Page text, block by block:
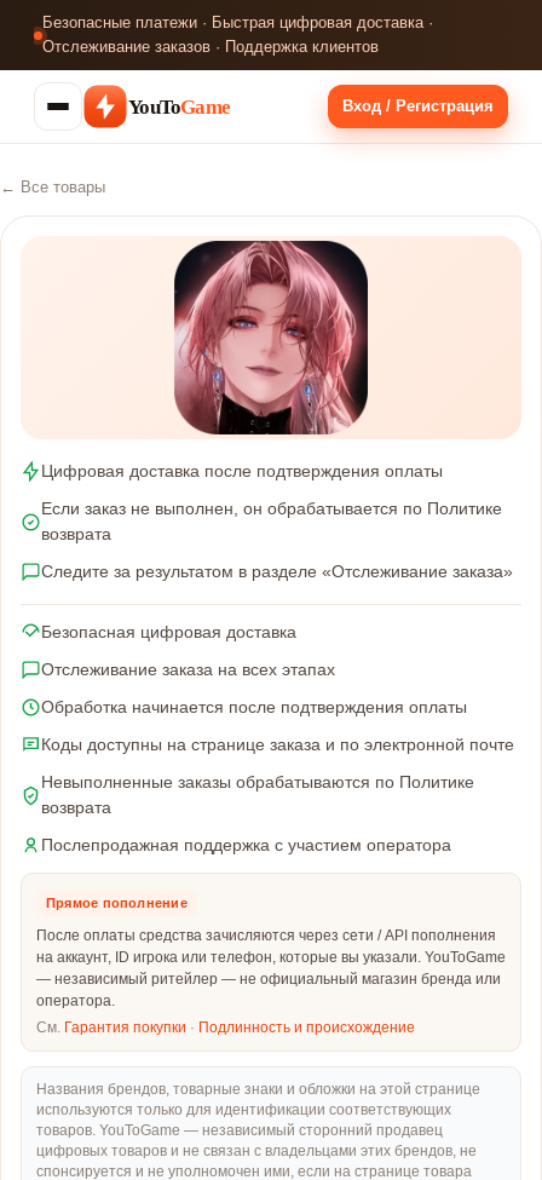
Безопасные платежи · Быстрая цифровая доставка ·
Отслеживание заказов · Поддержка клиентов
YouToGame Вход / Регистрация
← Все товары
Цифровая доставка после подтверждения оплаты
Если заказ не выполнен, он обрабатывается по Политике
возврата
Следите за результатом в разделе «Отслеживание заказа»
Безопасная цифровая доставка
Отслеживание заказа на всех этапах
Обработка начинается после подтверждения оплаты
Коды доступны на странице заказа и по электронной почте
Невыполненные заказы обрабатываются по Политике
возврата
Послепродажная поддержка с участием оператора
Прямое пополнение
После оплаты средства зачисляются через сети / API пополнения
на аккаунт, ID игрока или телефон, которые вы указали. YouToGame
— независимый ритейлер — не официальный магазин бренда или
оператора.
См. Гарантия покупки · Подлинность и происхождение
Названия брендов, товарные знаки и обложки на этой странице
используются только для идентификации соответствующих
товаров. YouToGame — независимый сторонний продавец
цифровых товаров и не связан с владельцами этих брендов, не
спонсируется и не уполномочен ими, если на странице товара